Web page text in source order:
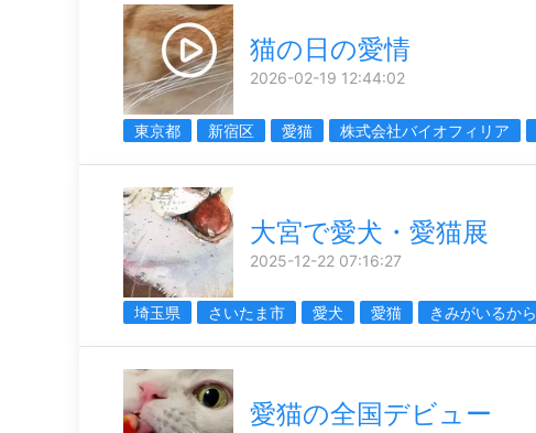
猫の日の愛情
2026-02-19 12:44:02
東京都 新宿区 愛猫 株式会社バイオフィリア
大宮で愛犬・愛猫展
2025-12-22 07:16:27
埼玉県 さいたま市 愛犬 愛猫 きみがいるから
愛猫の全国デビュー